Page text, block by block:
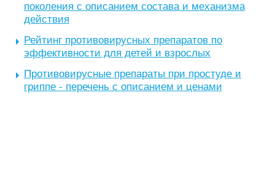
поколения с описанием состава и механизма
действия
Рейтинг противовирусных препаратов по
эффективности для детей и взрослых
Противовирусные препараты при простуде и
гриппе - перечень с описанием и ценами